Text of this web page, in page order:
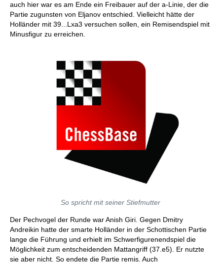
auch hier war es am Ende ein Freibauer auf der a-Linie, der die
Partie zugunsten von Eljanov entschied. Vielleicht hätte der
Holländer mit 39...Lxa3 versuchen sollen, ein Remisendspiel mit
Minusfigur zu erreichen.
So spricht mit seiner Stiefmutter
Der Pechvogel der Runde war Anish Giri. Gegen Dmitry
Andreikin hatte der smarte Holländer in der Schottischen Partie
lange die Führung und erhielt im Schwerfigurenendspiel die
Möglichkeit zum entscheidenden Mattangriff (37.e5). Er nutzte
sie aber nicht. So endete die Partie remis. Auch